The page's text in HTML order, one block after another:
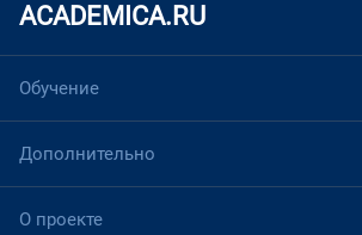
ACADEMICA.RU
Обучение
Дополнительно
О проекте